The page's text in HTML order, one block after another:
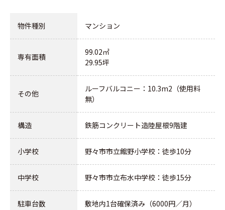
物件種別 マンション
専有面積
99.02㎡
29.95坪
その他
ルーフバルコニー：10.3m2（使用料
無）
構造 鉄筋コンクリート造陸屋根9階建
小学校 野々市市立館野小学校：徒歩10分
中学校 野々市市立布水中学校：徒歩15分
駐車台数 敷地内1台確保済み（6000円／月）